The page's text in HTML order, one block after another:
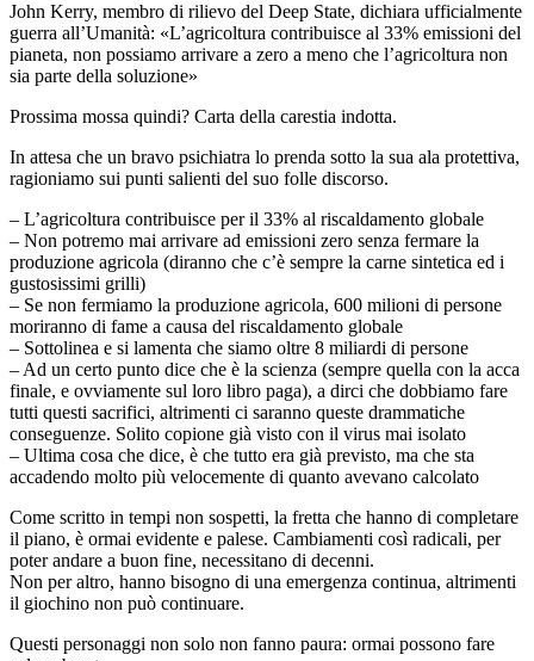
John Kerry, membro di rilievo del Deep State, dichiara ufficialmente
guerra all’Umanità: «L’agricoltura contribuisce al 33% emissioni del
pianeta, non possiamo arrivare a zero a meno che l’agricoltura non
sia parte della soluzione»
Prossima mossa quindi? Carta della carestia indotta.
In attesa che un bravo psichiatra lo prenda sotto la sua ala protettiva,
ragioniamo sui punti salienti del suo folle discorso.
– L’agricoltura contribuisce per il 33% al riscaldamento globale
– Non potremo mai arrivare ad emissioni zero senza fermare la
produzione agricola (diranno che c’è sempre la carne sintetica ed i
gustosissimi grilli)
– Se non fermiamo la produzione agricola, 600 milioni di persone
moriranno di fame a causa del riscaldamento globale
– Sottolinea e si lamenta che siamo oltre 8 miliardi di persone
– Ad un certo punto dice che è la scienza (sempre quella con la acca
finale, e ovviamente sul loro libro paga), a dirci che dobbiamo fare
tutti questi sacrifici, altrimenti ci saranno queste drammatiche
conseguenze. Solito copione già visto con il virus mai isolato
– Ultima cosa che dice, è che tutto era già previsto, ma che sta
accadendo molto più velocemente di quanto avevano calcolato
Come scritto in tempi non sospetti, la fretta che hanno di completare
il piano, è ormai evidente e palese. Cambiamenti così radicali, per
poter andare a buon fine, necessitano di decenni.
Non per altro, hanno bisogno di una emergenza continua, altrimenti
il giochino non può continuare.
Questi personaggi non solo non fanno paura: ormai possono fare